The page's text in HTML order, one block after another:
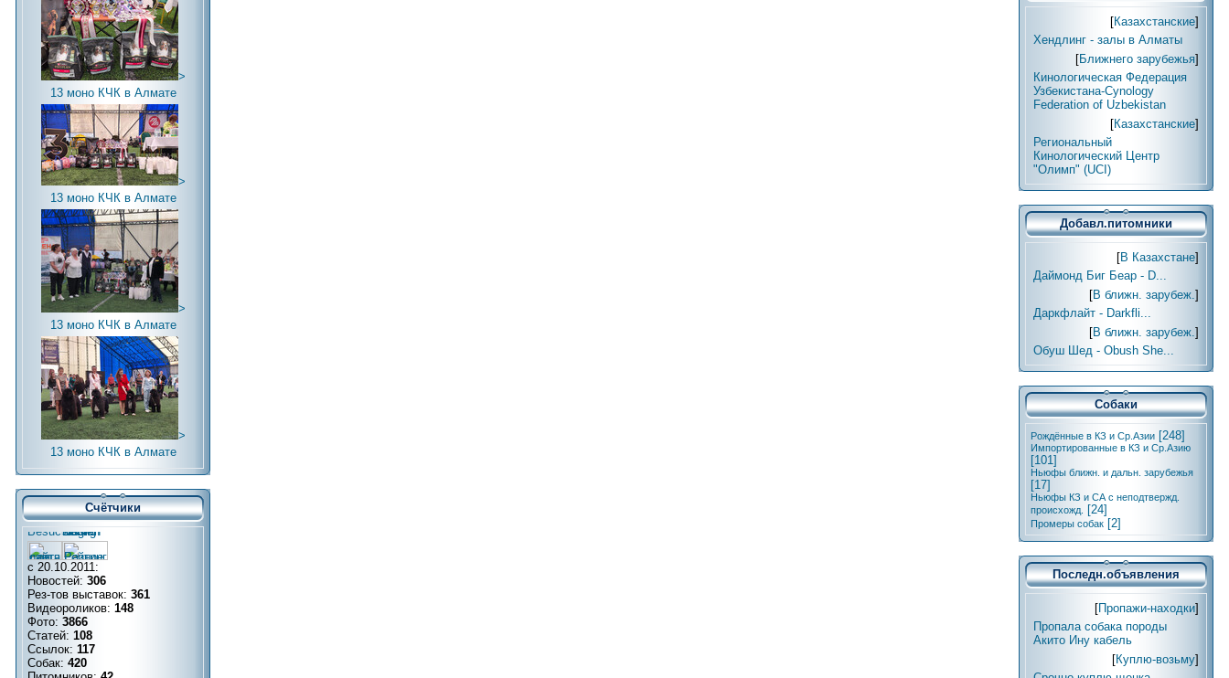
>
13 моно КЧК в Алмате
>
13 моно КЧК в Алмате
>
13 моно КЧК в Алмате
>
13 моно КЧК в Алмате
Счётчики
с 20.10.2011:
Новостей: 306
Рез-тов выставок: 361
Видеороликов: 148
Фото: 3866
Статей: 108
Ссылок: 117
Собак: 420
[Казахстанские]
Хендлинг - залы в Алматы
[Ближнего зарубежья]
Кинологическая Федерация
Узбекистана-Cynology
Federation of Uzbekistan
[Казахстанские]
Региональный
Кинологический Центр
"Олимп" (UCI)
Добавл.питомники
[В Казахстане]
Даймонд Биг Беар - D...
[В ближн. зарубеж.]
Даркфлайт - Darkfli...
[В ближн. зарубеж.]
Обуш Шед - Obush She...
Собаки
Рождённые в КЗ и Ср.Азии [248]
Импортированные в КЗ и Ср.Азию
[101]
Ньюфы ближн. и дальн. зарубежья
[17]
Ньюфы КЗ и СА с неподтвержд.
происхожд.
[24]
Промеры собак [2]
Последн.объявления
[Пропажи-находки]
Пропала собака породы
Акито Ину кабель
[Куплю-возьму]